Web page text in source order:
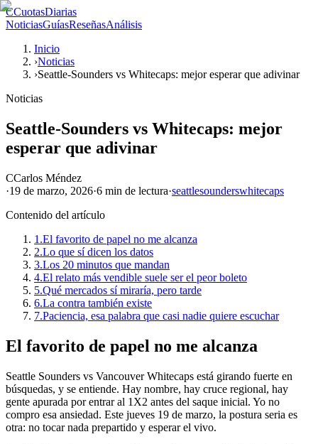
CCuotasDiarias
NoticiasGuíasReseñasAnálisis
Inicio
›Noticias
›Seattle-Sounders vs Whitecaps: mejor esperar que adivinar
Noticias
Seattle-Sounders vs Whitecaps: mejor
esperar que adivinar
CCarlos Méndez
·19 de marzo, 2026·6 min de lectura·seattlesounderswhitecaps
Contenido del artículo
1.El favorito de papel no me alcanza
2.Lo que sí dicen los datos
3.Los 20 minutos que mandan
4.El relato más vendible suele ser el peor boleto
5.Qué mercados sí miraría, pero tarde
6.La contra también existe
7.Paciencia, esa palabra que casi nadie quiere escuchar
El favorito de papel no me alcanza
Seattle Sounders vs Vancouver Whitecaps está girando fuerte en
búsquedas, y se entiende. Hay nombre, hay cruce regional, hay
gente apurada por entrar al 1X2 antes del saque inicial. Yo no
compro esa ansiedad. Este jueves 19 de marzo, la postura seria es
otra: no tocar nada prepartido y esperar el vivo.